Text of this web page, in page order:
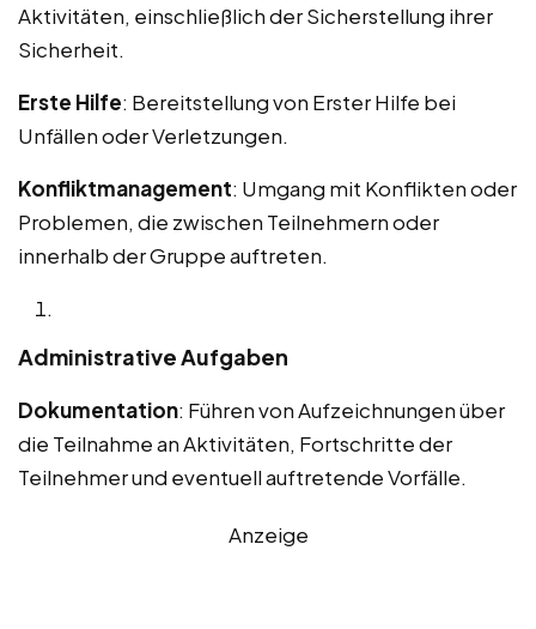
Aktivitäten, einschließlich der Sicherstellung ihrer
Sicherheit.
Erste Hilfe: Bereitstellung von Erster Hilfe bei
Unfällen oder Verletzungen.
Konfliktmanagement: Umgang mit Konflikten oder
Problemen, die zwischen Teilnehmern oder
innerhalb der Gruppe auftreten.
Administrative Aufgaben
Dokumentation: Führen von Aufzeichnungen über
die Teilnahme an Aktivitäten, Fortschritte der
Teilnehmer und eventuell auftretende Vorfälle.
Anzeige